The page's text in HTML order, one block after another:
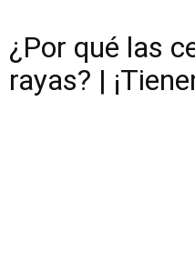
¿Por qué las
rayas? |